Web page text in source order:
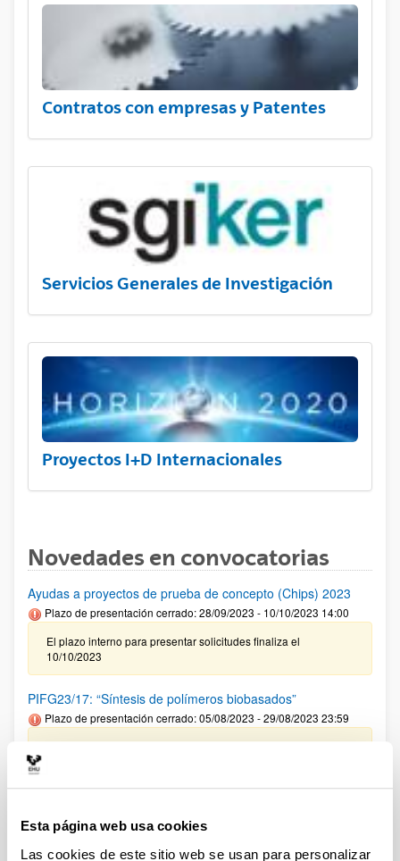
Esta página web usa cookies
Las cookies de este sitio web se usan para personalizar
Contratos con empresas y Patentes
Servicios Generales de Investigación
Proyectos I+D Internacionales
Novedades en convocatorias
Ayudas a proyectos de prueba de concepto (Chips) 2023
Plazo de presentación cerrado: 28/09/2023 - 10/10/2023 14:00
El plazo interno para presentar solicitudes finaliza el
10/10/2023
PIFG23/17: “Síntesis de polímeros biobasados”
Plazo de presentación cerrado: 05/08/2023 - 29/08/2023 23:59
18/09/2023 Se ha publicado la propuesta de adjudicación
PIFG23/09: “Transporte de nano y micro cápsulas
Plazo de presentación cerrado: 12/07/2023 - 04/08/2023 23:59
Se ha publicado la propuesta de adjudicación(23/09/2023)